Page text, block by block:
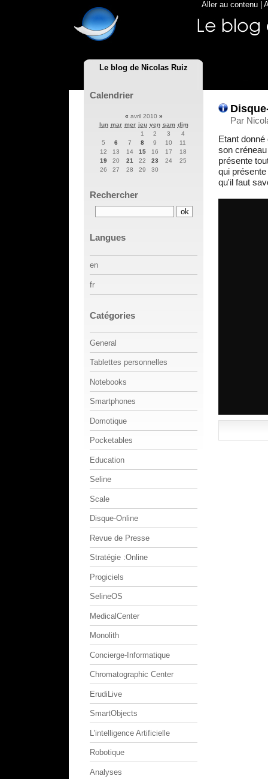
Le blog de Nicolas Ruiz
Aller au contenu
Par
Etant
son
présente
qui
qu'il faut
Calendrier
« avril 2010 »
lun mar mer jeu ven sam dim
1
2 3
4
5
6 7 8 9 10
11
12
13 14 15 16 17
18
19
20 21 22 23 24
25
26
27 28 29 30
Rechercher
Langues
en
fr
Catégories
General
Tablettes personnelles
Notebooks
Smartphones
Domotique
Pocketables
Education
Seline
Scale
Disque-Online
Revue de Presse
Stratégie :Online
Progiciels
SelineOS
MedicalCenter
Monolith
Concierge-Informatique
Chromatographic Center
ErudiLive
SmartObjects
L'intelligence Artificielle
Robotique
Analyses